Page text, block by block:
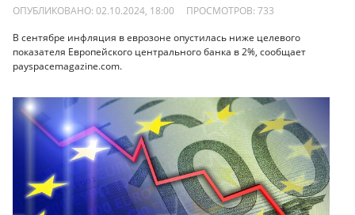
ОПУБЛИКОВАНО: 02.10.2024, 18:00 ПРОСМОТРОВ: 733
В сентябре инфляция в еврозоне опустилась ниже целевого
показателя Европейского центрального банка в 2%, сообщает
payspacemagazine.com.